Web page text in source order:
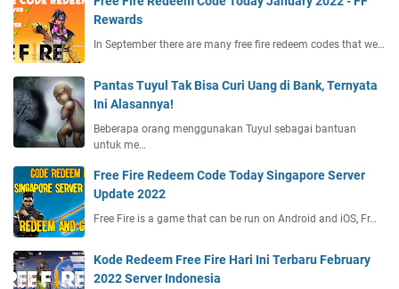
Rewards
In September there are many free fire redeem codes that we…
Pantas Tuyul Tak Bisa Curi Uang di Bank, Ternyata
Ini Alasannya!
Beberapa orang menggunakan Tuyul sebagai bantuan
untuk me…
Free Fire Redeem Code Today Singapore Server
Update 2022
Free Fire is a game that can be run on Android and iOS, Fr…
Kode Redeem Free Fire Hari Ini Terbaru February
2022 Server Indonesia